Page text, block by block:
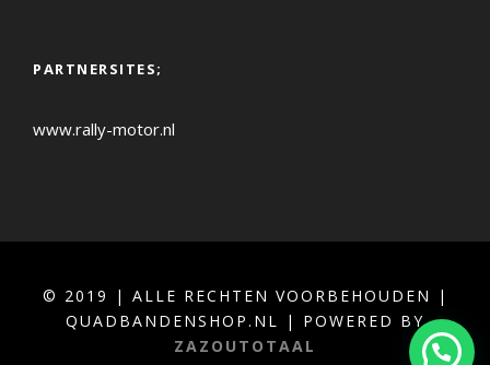
PARTNERSITES;
www.rally-motor.nl
© 2019 | ALLE RECHTEN VOORBEHOUDEN |
QUADBANDENSHOP.NL | POWERED BY
ZAZOUTOTAAL